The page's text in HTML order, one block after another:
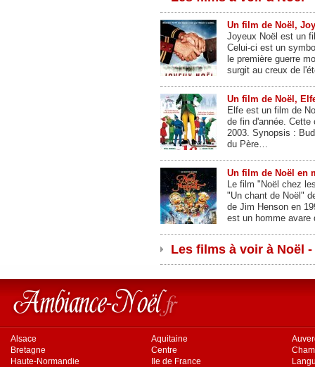
Un film de Noël,
Joyeux Noël est un
Celui-ci est un
le première guerre
surgit au creux de
Un film de Noël,
Elfe est un film de
de fin d'année. Cette
2003. Synopsis :
du Père…
Un film de Noël en
Le film "Noël chez
"Un chant de Noël"
de Jim Henson en
est un homme avare
Les films à voir à Noël
Alsace Aquitaine
Bretagne
Centre
Haute-Normandie
Ile de France